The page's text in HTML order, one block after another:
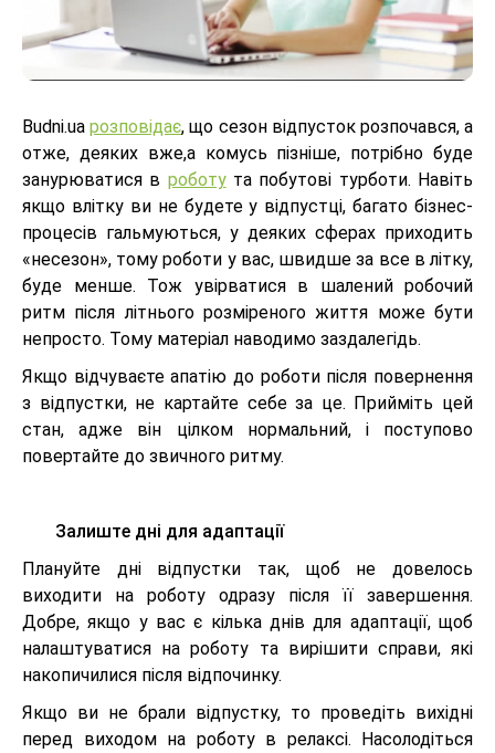
Budni.uaрозповідає, що сезон відпусток розпочався, а
отже, деяких вже,а комусь пізніше, потрібно буде
занурюватися в роботута побутові турботи. Навіть
якщо влітку ви не будете у відпустці, багато бізнес-
процесів гальмуються, у деяких сферах приходить
«несезон», тому роботи у вас, швидше за все в літку,
буде менше. Тож увірватися в шалений робочий
ритм після літнього розміреного життя може бути
непросто. Тому матеріал наводимо заздалегідь.
Якщо відчуваєте апатію до роботи після повернення
з відпустки, не картайте себе за це. Прийміть цей
стан, адже він цілком нормальний, і поступово
повертайте до звичного ритму.
Залиште дні для адаптації
Плануйте дні відпустки так, щоб не довелось
виходити на роботу одразу після її завершення.
Добре, якщо у вас є кілька днів для адаптації, щоб
налаштуватися на роботу та вирішити справи, які
накопичилися після відпочинку.
Якщо ви не брали відпустку, то проведіть вихідні
перед виходом на роботу в релаксі. Насолодіться